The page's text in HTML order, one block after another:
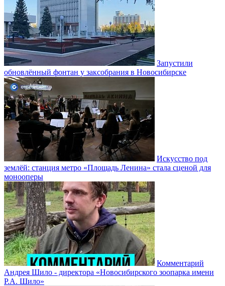
Запустили
обновлённый фонтан у заксобрания в Новосибирске
Искусство под
землёй: станция метро «Площадь Ленина» стала сценой для
монооперы
Комментарий
Андрея Шило - директора «Новосибирского зоопарка имени
Р.А. Шило»